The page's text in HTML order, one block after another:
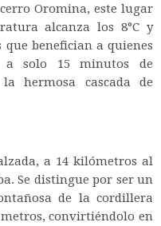
Oromina, este lugar
alcanza los 8°C y
que benefician a quienes
a solo 15 minutos de
hermosa cascada de
a 14 kilómetros al
Se distingue por ser un
de la cordillera
convirtiéndolo en